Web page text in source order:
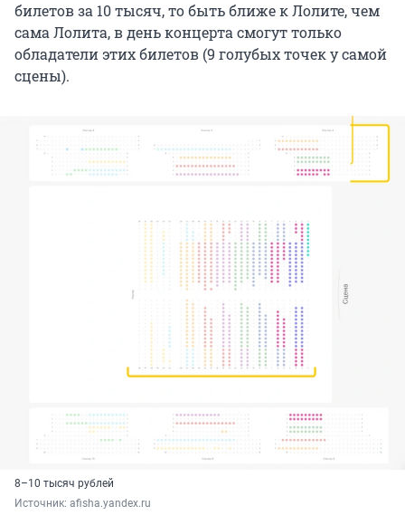
билетов за 10 тысяч, то быть ближе к Лолите, чем
сама Лолита, в день концерта смогут только
обладатели этих билетов (9 голубых точек у самой
сцены).
8–10 тысяч рублей
Источник: afisha.yandex.ru